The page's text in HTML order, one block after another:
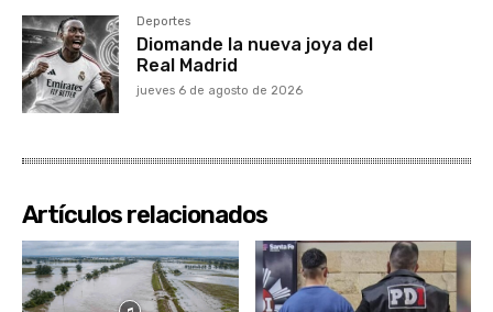
Deportes
Diomande la nueva joya del
Real Madrid
jueves 6 de agosto de 2026
Artículos relacionados